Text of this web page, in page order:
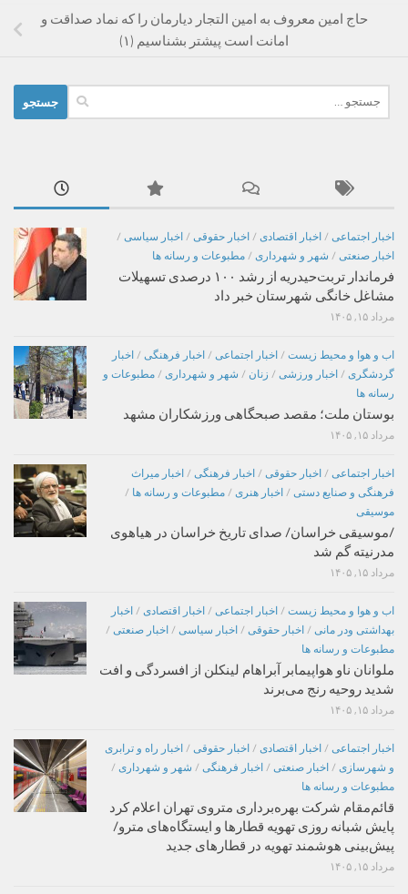
حاج امین معروف به امین التجار دیارمان را که نماد صداقت و
امانت است پیشتر بشناسیم (۱)
برای:
اخبار اجتماعی / اخبار اقتصادی / اخبار حقوقی / اخبار سیاسی /
اخبار صنعتی / شهر و شهرداری / مطبوعات و رسانه ها
فرماندار تربت‌حیدریه از رشد ۱۰۰ درصدی تسهیلات
مشاغل خانگی شهرستان خبر داد
مرداد ۱۵, ۱۴۰۵
اب و هوا و محیط زیست / اخبار اجتماعی / اخبار فرهنگی / اخبار
گردشگری / اخبار ورزشی / زنان / شهر و شهرداری / مطبوعات و
رسانه ها
بوستان ملت؛ مقصد صبحگاهی ورزشکاران مشهد
مرداد ۱۵, ۱۴۰۵
اخبار اجتماعی / اخبار حقوقی / اخبار فرهنگی / اخبار میراث
فرهنگی و صنایع دستی / اخبار هنری / مطبوعات و رسانه ها /
موسیقی
/موسیقی خراسان/ صدای تاریخ خراسان در هیاهوی
مدرنیته گم شد
مرداد ۱۵, ۱۴۰۵
اب و هوا و محیط زیست / اخبار اجتماعی / اخبار اقتصادی / اخبار
بهداشتی ودر مانی / اخبار حقوقی / اخبار سیاسی / اخبار صنعتی /
مطبوعات و رسانه ها
ملوانان ناو هواپیمابر آبراهام لینکلن از افسردگی و افت
شدید روحیه رنج می‌برند
مرداد ۱۵, ۱۴۰۵
اخبار اجتماعی / اخبار اقتصادی / اخبار حقوقی / اخبار راه و ترابری
و شهرسازی / اخبار صنعتی / اخبار فرهنگی / شهر و شهرداری /
مطبوعات و رسانه ها
قائم‌مقام شرکت بهره‌برداری متروی تهران اعلام کرد
پایش شبانه روزی تهویه قطارها و ایستگاه‌های مترو/
پیش‌بینی هوشمند تهویه در قطارهای جدید
مرداد ۱۵, ۱۴۰۵